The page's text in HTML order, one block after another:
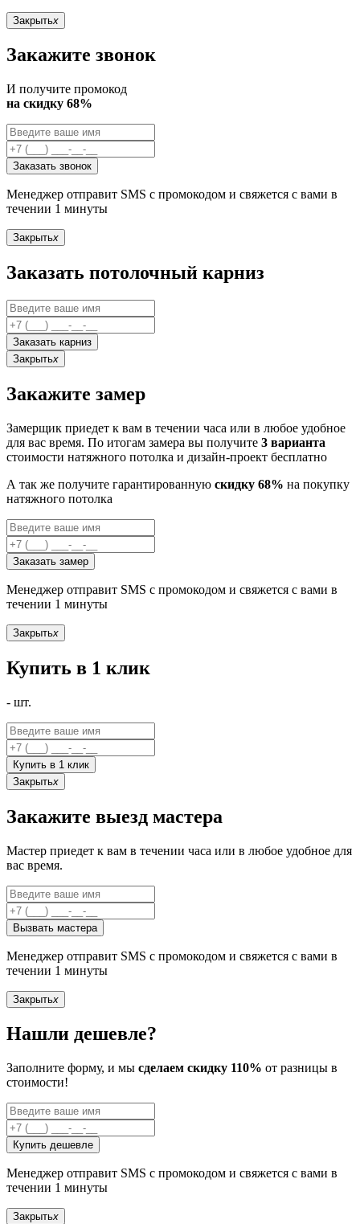
Закрытьx
Закажите звонок
И получите промокод
на скидку 68%
Заказать звонок
Менеджер отправит SMS с промокодом и свяжется с вами в
течении 1 минуты
Закрытьx
Заказать потолочный карниз
Заказать карниз
Закрытьx
Закажите замер
Замерщик приедет к вам в течении часа или в любое удобное
для вас время. По итогам замера вы получите 3 варианта
стоимости натяжного потолка и дизайн-проект бесплатно
А так же получите гарантированную скидку 68% на покупку
натяжного потолка
Заказать замер
Менеджер отправит SMS с промокодом и свяжется с вами в
течении 1 минуты
Закрытьx
Купить в 1 клик
- шт.
Купить в 1 клик
Закрытьx
Закажите выезд мастера
Мастер приедет к вам в течении часа или в любое удобное для
вас время.
Вызвать мастера
Менеджер отправит SMS с промокодом и свяжется с вами в
течении 1 минуты
Закрытьx
Нашли дешевле?
Заполните форму, и мы сделаем скидку 110% от разницы в
стоимости!
Купить дешевле
Менеджер отправит SMS с промокодом и свяжется с вами в
течении 1 минуты
Закрытьx